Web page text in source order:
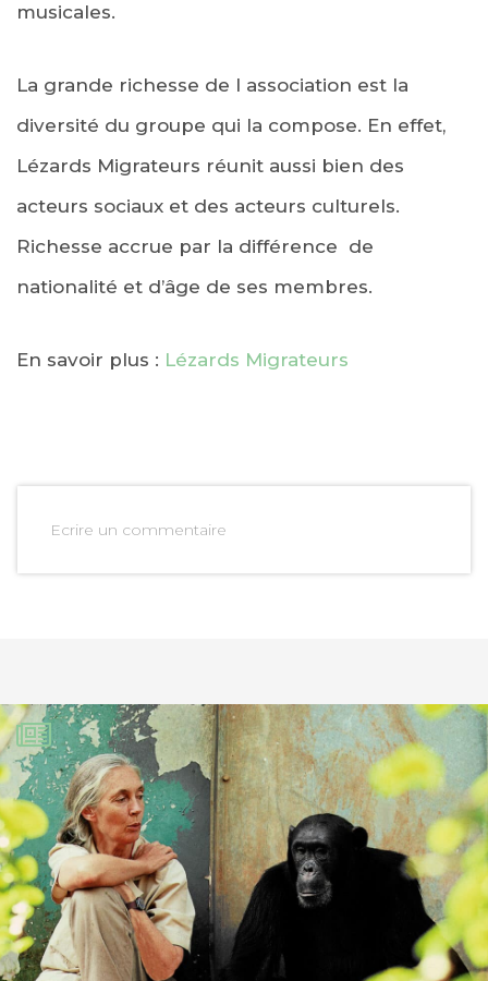
musicales.
La grande richesse de l association est la
diversité du groupe qui la compose. En effet,
Lézards Migrateurs réunit aussi bien des
acteurs sociaux et des acteurs culturels.
Richesse accrue par la différence de
nationalité et d’âge de ses membres.
En savoir plus : Lézards Migrateurs
Ecrire un commentaire